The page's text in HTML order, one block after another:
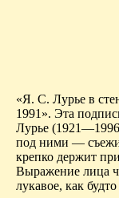
«Я. С. Лурье в
1991». Эта
Лурье
под ними —
крепко держит
Выражение лица
лукавое, как будто